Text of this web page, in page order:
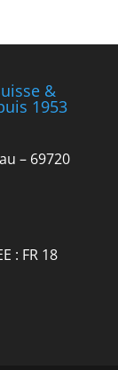
&
1953
– 69720
: FR 18